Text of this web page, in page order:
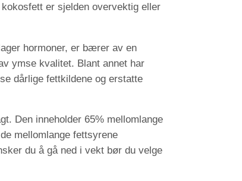
er sjelden overvektig eller
hormoner, er bærer av en
ymse kvalitet. Blant annet har
dårlige fettkildene og erstatte
Den inneholder 65% mellomlange
mellomlange fettsyrene
du å gå ned i vekt bør du velge